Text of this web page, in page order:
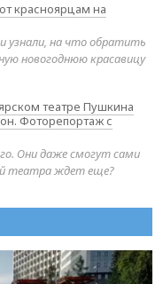
красноярцам на
узнали, на что обратить
новогоднюю красавицу
театре Пушкина
Фоторепортаж с
Они даже смогут сами
театра ждет еще?